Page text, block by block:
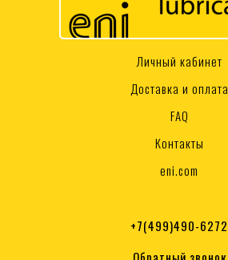
Личный кабинет
Доставка и оплата
FAQ
Контакты
eni.com
+7(499)490-6272